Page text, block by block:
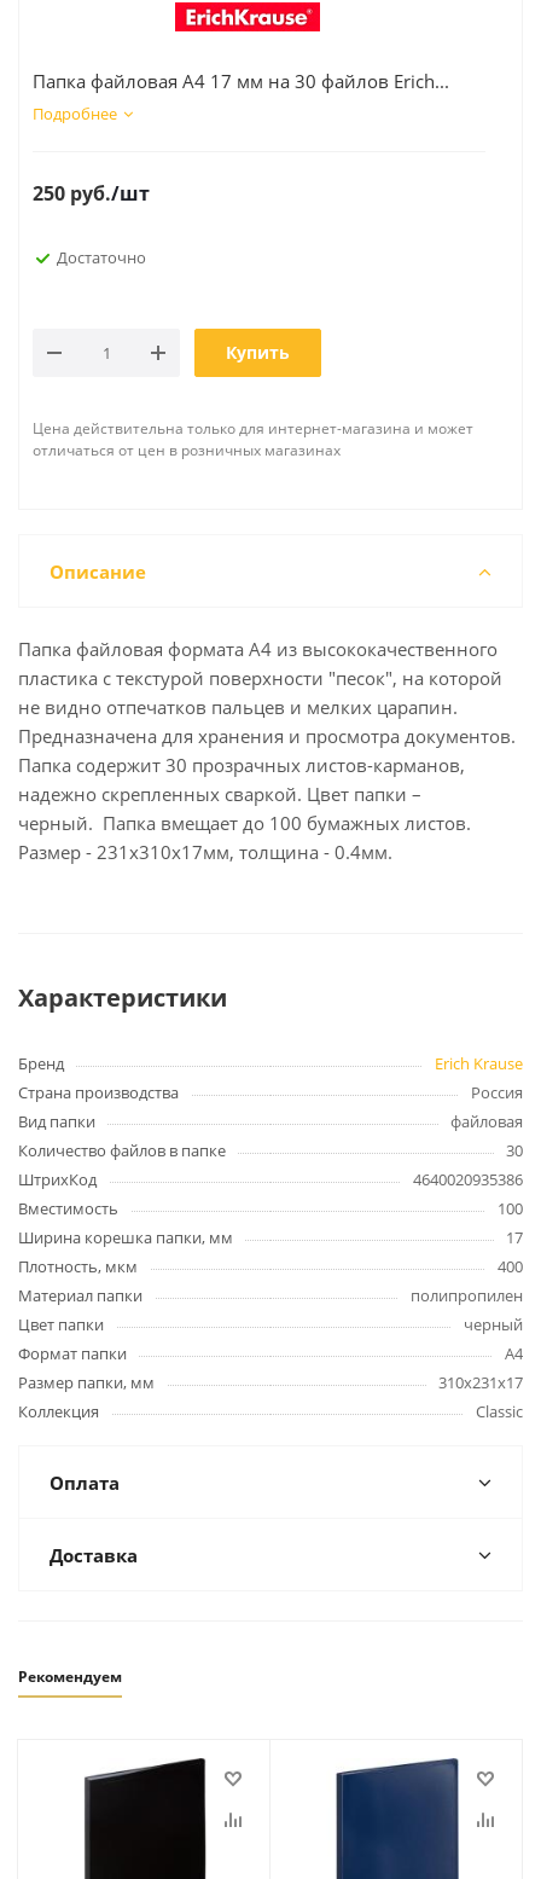
Папка файловая А4 17 мм на 30 файлов Erich...
Подробнее
250 руб./шт
Достаточно
Купить
Цена действительна только для интернет-магазина и может
отличаться от цен в розничных магазинах
Описание
Папка файловая формата А4 из высококачественного
пластика с текстурой поверхности "песок", на которой
не видно отпечатков пальцев и мелких царапин.
Предназначена для хранения и просмотра документов.
Папка содержит 30 прозрачных листов-карманов,
надежно скрепленных сваркой. Цвет папки –
черный. Папка вмещает до 100 бумажных листов.
Размер - 231х310х17мм, толщина - 0.4мм.
Характеристики
Бренд
Erich Krause
Страна производства
Россия
Вид папки
файловая
Количество файлов в папке
30
ШтрихКод
4640020935386
Вместимость
100
Ширина корешка папки, мм
17
Плотность, мкм
400
Материал папки
полипропилен
Цвет папки
черный
Формат папки
А4
Размер папки, мм
310х231х17
Коллекция
Classic
Оплата
Доставка
Рекомендуем